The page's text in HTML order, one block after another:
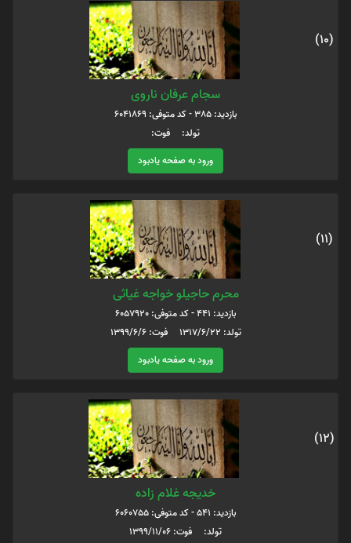
(10)
سجام عرفان ناروی
بازدید: 385 - کد متوفی: 6041869
تولد: فوت:
ورود به صفحه یادبود
(11)
محرم حاجیلو خواجه غیاثی
بازدید: 441 - کد متوفی: 6057920
تولد: 1317/6/22 فوت: 1399/6/6
ورود به صفحه یادبود
(12)
خدیجه غلام زاده
بازدید: 541 - کد متوفی: 6060755
تولد: فوت: 1399/11/06